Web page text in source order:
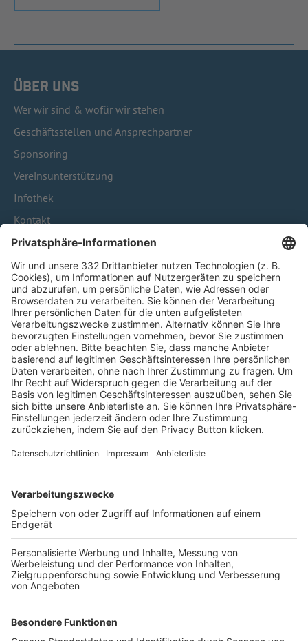
ÜBER UNS
Wer wir sind & wofür wir stehen
Geschäftsstellen und Ansprechpartner
Sponsoring
Vereinsunterstützung
Infothek
Kontakt
HÄUFIG BESUCHTE SEITEN
Pässe und Vereinswechsel
Trainerausbildung
Schulungsangebot Vereinsmitarbeiter
BFV-Geschäftsstellen
Trainerbörse
Login SpielPlus
FOLGE DEM BFV
TOP-VEREINE
TOP-PARTNER